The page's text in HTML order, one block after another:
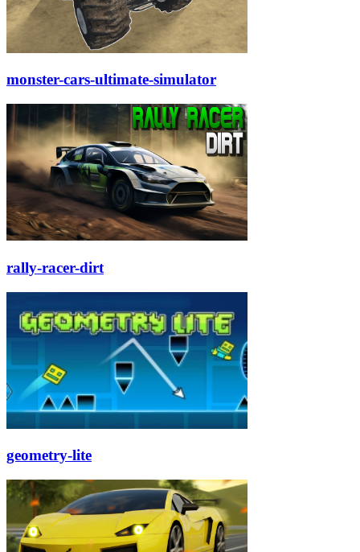
monster-cars-ultimate-simulator
rally-racer-dirt
geometry-lite